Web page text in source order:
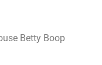
Betty Boop